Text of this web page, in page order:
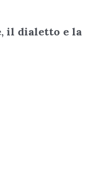
il dialetto e la